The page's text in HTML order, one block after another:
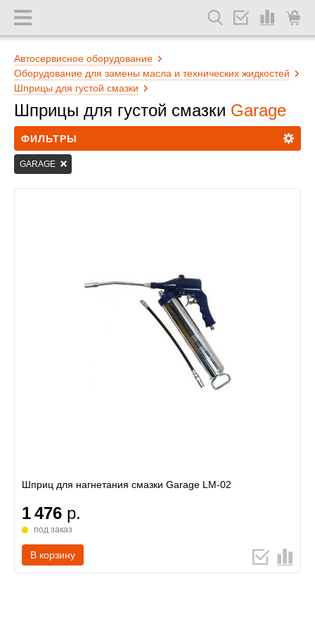
Автосервисное оборудование
Оборудование для замены масла и технических жидкостей
Шприцы для густой смазки
Шприцы для густой смазки Garage
ФИЛЬТРЫ
GARAGE
Шприц для нагнетания смазки Garage LM-02
1 476 р.
под заказ
В корзину